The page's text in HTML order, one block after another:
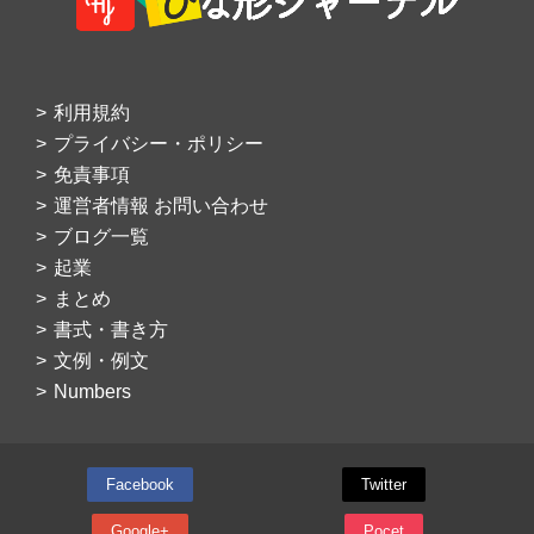
利用規約
プライバシー・ポリシー
免責事項
運営者情報 お問い合わせ
ブログ一覧
起業
まとめ
書式・書き方
文例・例文
Numbers
Facebook Twitter